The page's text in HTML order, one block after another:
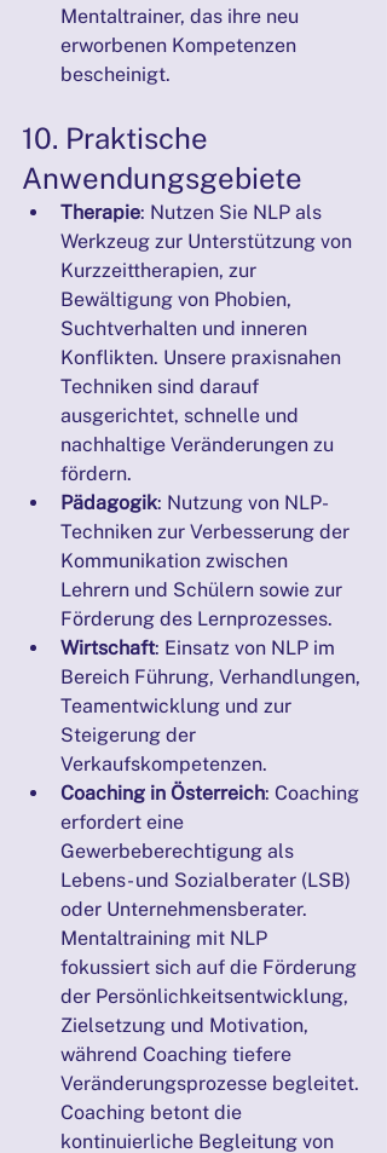
Mentaltrainer, das ihre neu
erworbenen Kompetenzen
bescheinigt.
10. Praktische
Anwendungsgebiete
Therapie: Nutzen Sie NLP als
Werkzeug zur Unterstützung von
Kurzzeittherapien, zur
Bewältigung von Phobien,
Suchtverhalten und inneren
Konflikten. Unsere praxisnahen
Techniken sind darauf
ausgerichtet, schnelle und
nachhaltige Veränderungen zu
fördern.
Pädagogik: Nutzung von NLP-
Techniken zur Verbesserung der
Kommunikation zwischen
Lehrern und Schülern sowie zur
Förderung des Lernprozesses.
Wirtschaft: Einsatz von NLP im
Bereich Führung, Verhandlungen,
Teamentwicklung und zur
Steigerung der
Verkaufskompetenzen.
Coaching in Österreich: Coaching
erfordert eine
Gewerbeberechtigung als
Lebens- und Sozialberater (LSB)
oder Unternehmensberater.
Mentaltraining mit NLP
fokussiert sich auf die Förderung
der Persönlichkeitsentwicklung,
Zielsetzung und Motivation,
während Coaching tiefere
Veränderungsprozesse begleitet.
Coaching betont die
kontinuierliche Begleitung von